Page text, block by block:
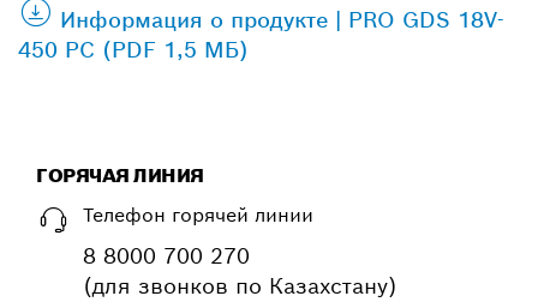
Информация о продукте | PRO GDS 18V-
450 PC (PDF 1,5 МБ)
ГОРЯЧАЯ ЛИНИЯ
Телефон горячей линии
8 8000 700 270
(для звонков по Казахстану)